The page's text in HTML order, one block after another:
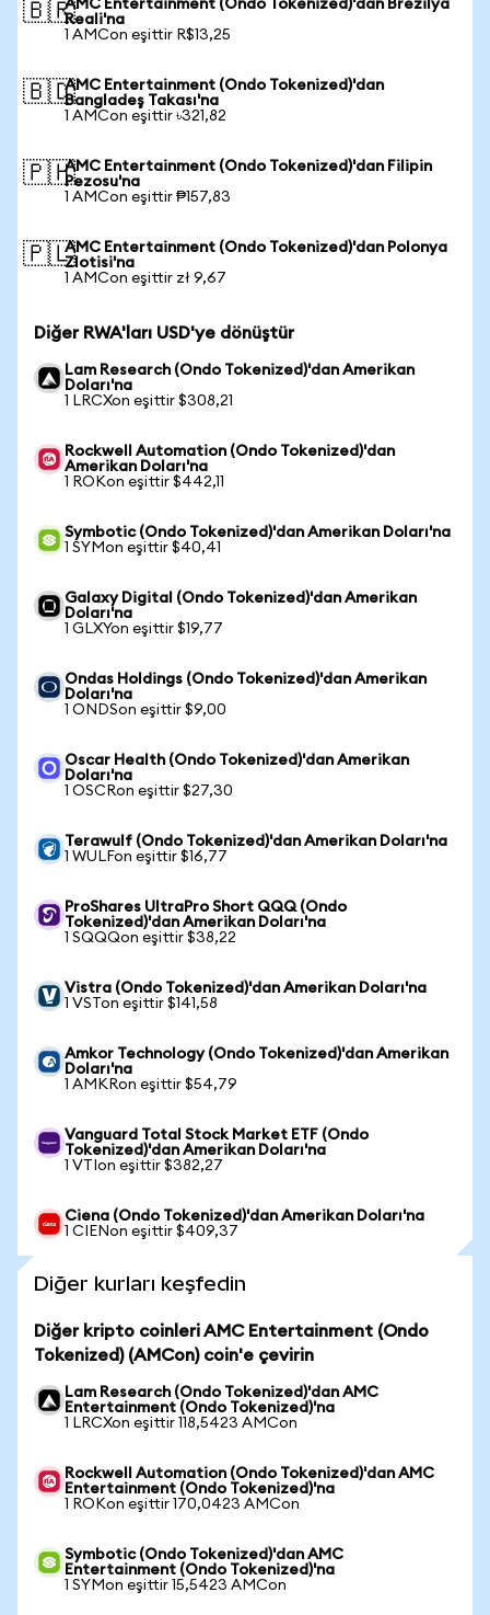
🇧🇷AMC Entertainment (Ondo Tokenized)'dan Brezilya
Reali'na
1 AMCon eşittir R$13,25
🇧🇩AMC Entertainment (Ondo Tokenized)'dan
Bangladeş Takası'na
1 AMCon eşittir ৳321,82
🇵🇭AMC Entertainment (Ondo Tokenized)'dan Filipin
Pezosu'na
1 AMCon eşittir ₱157,83
🇵🇱AMC Entertainment (Ondo Tokenized)'dan Polonya
Zlotisi'na
1 AMCon eşittir zł 9,67
Diğer RWA'ları USD'ye dönüştür
Lam Research (Ondo Tokenized)'dan Amerikan
Doları'na
1 LRCXon eşittir $308,21
Rockwell Automation (Ondo Tokenized)'dan
Amerikan Doları'na
1 ROKon eşittir $442,11
Symbotic (Ondo Tokenized)'dan Amerikan Doları'na
1 SYMon eşittir $40,41
Galaxy Digital (Ondo Tokenized)'dan Amerikan
Doları'na
1 GLXYon eşittir $19,77
Ondas Holdings (Ondo Tokenized)'dan Amerikan
Doları'na
1 ONDSon eşittir $9,00
Oscar Health (Ondo Tokenized)'dan Amerikan
Doları'na
1 OSCRon eşittir $27,30
Terawulf (Ondo Tokenized)'dan Amerikan Doları'na
1 WULFon eşittir $16,77
ProShares UltraPro Short QQQ (Ondo
Tokenized)'dan Amerikan Doları'na
1 SQQQon eşittir $38,22
Vistra (Ondo Tokenized)'dan Amerikan Doları'na
1 VSTon eşittir $141,58
Amkor Technology (Ondo Tokenized)'dan Amerikan
Doları'na
1 AMKRon eşittir $54,79
Vanguard Total Stock Market ETF (Ondo
Tokenized)'dan Amerikan Doları'na
1 VTIon eşittir $382,27
Ciena (Ondo Tokenized)'dan Amerikan Doları'na
1 CIENon eşittir $409,37
Diğer kurları keşfedin
Diğer kripto coinleri AMC Entertainment (Ondo
Tokenized) (AMCon) coin'e çevirin
Lam Research (Ondo Tokenized)'dan AMC
Entertainment (Ondo Tokenized)'na
1 LRCXon eşittir 118,5423 AMCon
Rockwell Automation (Ondo Tokenized)'dan AMC
Entertainment (Ondo Tokenized)'na
1 ROKon eşittir 170,0423 AMCon
Symbotic (Ondo Tokenized)'dan AMC
Entertainment (Ondo Tokenized)'na
1 SYMon eşittir 15,5423 AMCon